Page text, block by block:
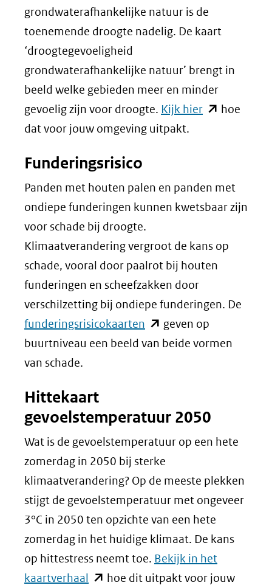
grondwaterafhankelijke natuur is de
toenemende droogte nadelig. De kaart
‘droogtegevoeligheid
grondwaterafhankelijke natuur’ brengt in
beeld welke gebieden meer en minder
gevoelig zijn voor droogte. Kijk hier(opent
(verwijst
naar
andere
website)
hoe
dat voor jouw omgeving uitpakt.
Funderingsrisico
Panden met houten palen en panden met
ondiepe funderingen kunnen kwetsbaar zijn
voor schade bij droogte.
Klimaatverandering vergroot de kans op
schade, vooral door paalrot bij houten
funderingen en scheefzakken door
verschilzetting bij ondiepe funderingen. De
funderingsrisicokaarten (opent
in
naar
een
andere
website)
geven op
buurtniveau een beeld van beide vormen
van schade.
Hittekaart
gevoelstemperatuur 2050
Wat is de gevoelstemperatuur op een hete
zomerdag in 2050 bij sterke
klimaatverandering? Op de meeste plekken
stijgt de gevoelstemperatuur met ongeveer
3°C in 2050 ten opzichte van een hete
zomerdag in het huidige klimaat. De kans
op hittestress neemt toe. Bekijk in het
kaartverhaal (openthoe dit uitpakt voor jouw